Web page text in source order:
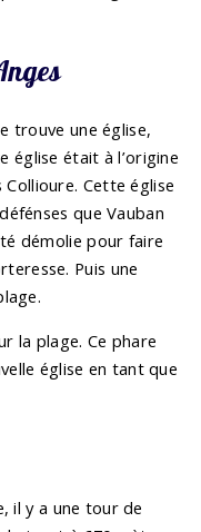
trouve une église,
église était à l’origine
Cette église
que Vauban
démolie pour faire
Puis une
la plage. Ce phare
église en tant que
il y a une tour de